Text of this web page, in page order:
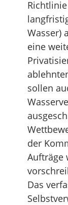
Wasser)
eine
sollen
der
Aufträge
Das